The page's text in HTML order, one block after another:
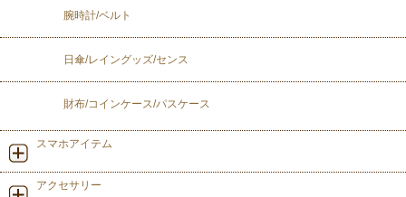
腕時計/ベルト
日傘/レイングッズ/センス
財布/コインケース/パスケース
スマホアイテム
アクセサリー